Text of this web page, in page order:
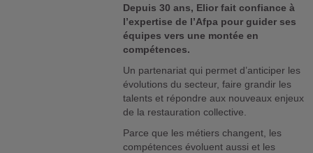
Depuis 30 ans, Elior fait confiance à
l’expertise de l’Afpa pour guider ses
équipes vers une montée en
compétences.
Un partenariat qui permet d’anticiper les
évolutions du secteur, faire grandir les
talents et répondre aux nouveaux enjeux
de la restauration collective.
Parce que les métiers changent, les
compétences évoluent aussi et les